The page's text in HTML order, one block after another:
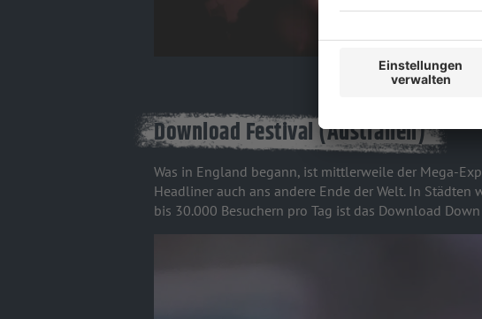
Download Festival (Australien)
Was in England begann, ist mittlerweile der Mega-
Headliner auch ans andere Ende der Welt. In
bis 30.000 Besuchern pro Tag ist das Download